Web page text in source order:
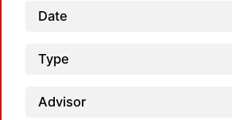
Date
Type
Advisor